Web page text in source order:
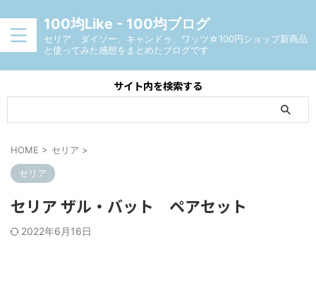
100均Like - 100均ブログ
セリア、ダイソー、キャンドゥ、ワッツ☆100円ショップ新商品
と使ってみた感想をまとめたブログです
サイト内を検索する
HOME > セリア >
セリア
セリア ザル・バット ペアセット
2022年6月16日